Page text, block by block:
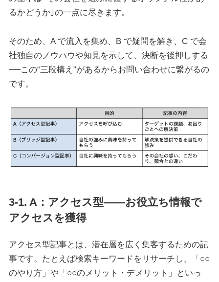
るかどうか｣の一点に尽きます。
そのため、A で流入を集め、B で疑問を解き、C で会
社独自のノウハウや知見を示して、決断を後押しする
──この“三段構え”があるからお問い合わせに繋がるの
です。
3-1. A：アクセス型――お役立ち情報で
アクセスを獲得
アクセス型記事とは、潜在層を広く集客するための記
事です。たとえば検索キーワードをリサーチし、「○○
のやり方」や「○○のメリット・デメリット」といっ